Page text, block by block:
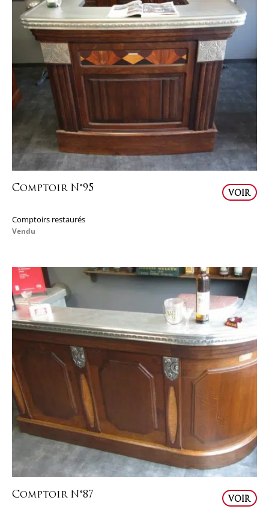
Comptoir N°95
VOIR
Comptoirs restaurés
Vendu
Comptoir N°87
VOIR